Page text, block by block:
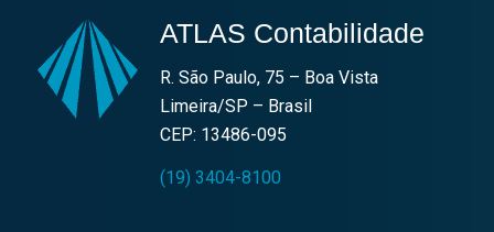
ATLAS Contabilidade
R. São Paulo, 75 – Boa Vista
Limeira/SP – Brasil
CEP: 13486-095
(19) 3404-8100